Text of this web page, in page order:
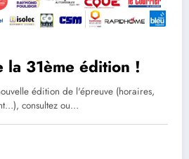
la 31ème édition !
édition de l'épreuve (horaires,
consultez ou…